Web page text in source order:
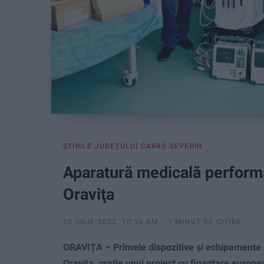
ŞTIRILE JUDEŢULUI CARAŞ-SEVERIN
Aparatură medicală
Oraviţa
10 IULIE 2022, 10:56 AM 1 MINUT DE CITIRE
ORAVIȚA – Primele dispozitive şi